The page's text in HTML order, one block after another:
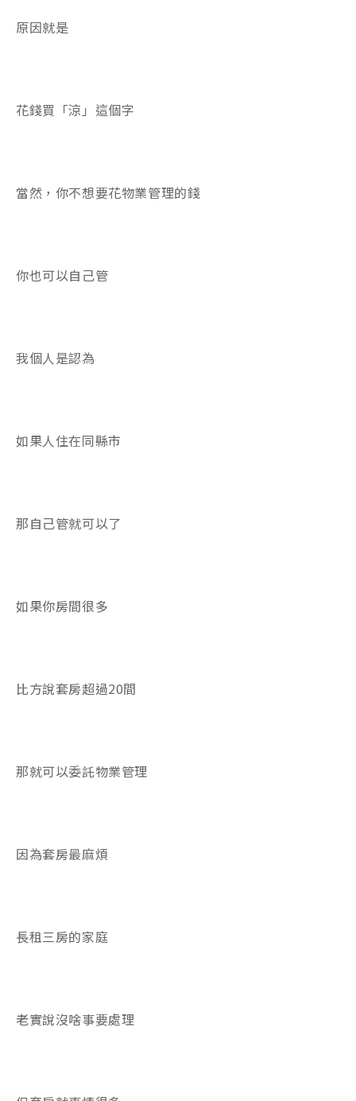
原因就是
花錢買「涼」這個字
當然，你不想要花物業管理的錢
你也可以自己管
我個人是認為
如果人住在同縣市
那自己管就可以了
如果你房間很多
比方說套房超過20間
那就可以委託物業管理
因為套房最麻煩
長租三房的家庭
老實說沒啥事要處理